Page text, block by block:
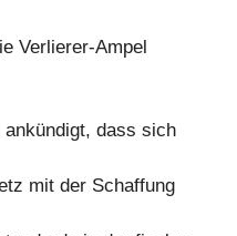
Verlierer-Ampel
dass sich
mit der Schaffung